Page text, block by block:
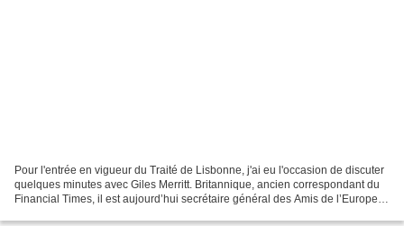
Pour l'entrée en vigueur du Traité de Lisbonne, j'ai eu l'occasion de discuter
quelques minutes avec Giles Merritt. Britannique, ancien correspondant du
Financial Times, il est aujourd’hui secrétaire général des Amis de l’Europe